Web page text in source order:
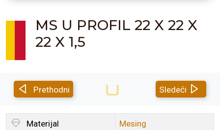
MS U PROFIL 22 X 22 X
22 X 1,5
Prethodni Sledeći
Materijal Mesing